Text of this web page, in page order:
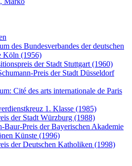
des Bundesverbandes der deutschen
Köln (1956)
der Stadt Stuttgart (1960)
Preis der Stadt Düsseldorf
Cité des arts internationale de Paris
1. Klasse (1985)
der Stadt Würzburg (1988)
Baur-Preis der Bayerischen Akademie
Künste (1996)
der Deutschen Katholiken (1998)